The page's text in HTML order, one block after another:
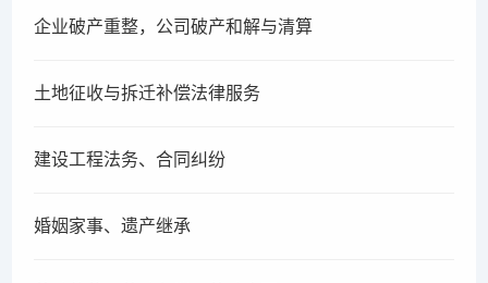
企业破产重整，公司破产和解与清算
土地征收与拆迁补偿法律服务
建设工程法务、合同纠纷
婚姻家事、遗产继承